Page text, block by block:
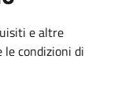
e altre
condizioni di